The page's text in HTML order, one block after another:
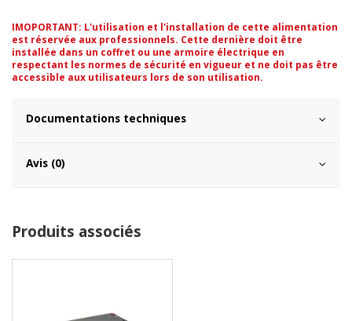
IMOPORTANT: L'utilisation et l'installation de cette alimentation
est réservée aux professionnels. Cette dernière doit être
installée dans un coffret ou une armoire électrique en
respectant les normes de sécurité en vigueur et ne doit pas être
accessible aux utilisateurs lors de son utilisation.
Documentations techniques
Avis (0)
Produits associés